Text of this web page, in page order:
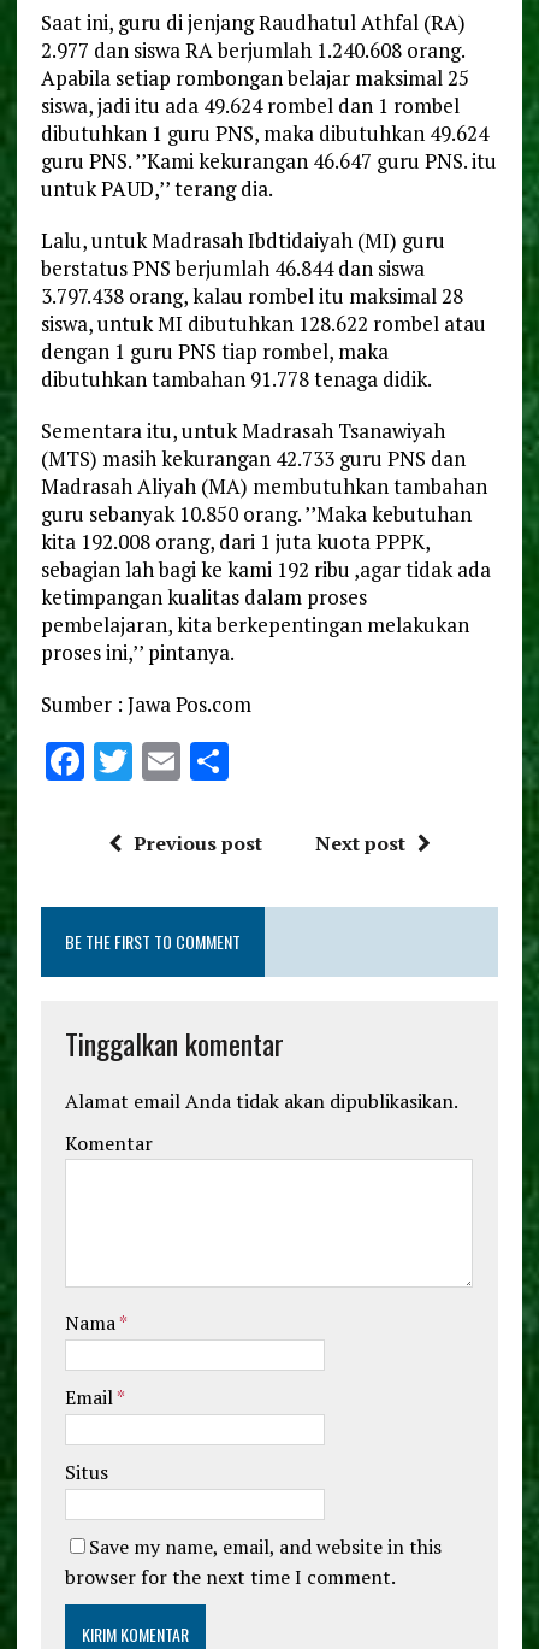
Saat ini, guru di jenjang Raudhatul Athfal (RA)
2.977 dan siswa RA berjumlah 1.240.608 orang.
Apabila setiap rombongan belajar maksimal 25
siswa, jadi itu ada 49.624 rombel dan 1 rombel
dibutuhkan 1 guru PNS, maka dibutuhkan 49.624
guru PNS. ’’Kami kekurangan 46.647 guru PNS. itu
untuk PAUD,’’ terang dia.
Lalu, untuk Madrasah Ibdtidaiyah (MI) guru
berstatus PNS berjumlah 46.844 dan siswa
3.797.438 orang, kalau rombel itu maksimal 28
siswa, untuk MI dibutuhkan 128.622 rombel atau
dengan 1 guru PNS tiap rombel, maka
dibutuhkan tambahan 91.778 tenaga didik.
Sementara itu, untuk Madrasah Tsanawiyah
(MTS) masih kekurangan 42.733 guru PNS dan
Madrasah Aliyah (MA) membutuhkan tambahan
guru sebanyak 10.850 orang. ’’Maka kebutuhan
kita 192.008 orang, dari 1 juta kuota PPPK,
sebagian lah bagi ke kami 192 ribu ,agar tidak ada
ketimpangan kualitas dalam proses
pembelajaran, kita berkepentingan melakukan
proses ini,’’ pintanya.
Sumber : Jawa Pos.com
F
ce
o
o
k
T
it
r
E
ai
S
a
Previous post Next post
BE THE FIRST TO COMMENT
Tinggalkan komentar
Alamat email Anda tidak akan dipublikasikan.
Komentar
Nama*
Email*
Situs
Save my name, email, and website in this
browser for the next time I comment.